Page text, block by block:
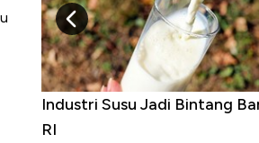
Industri Susu Jadi Bintang
RI